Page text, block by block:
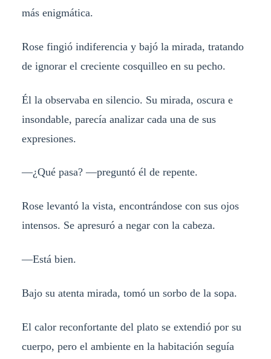
más enigmática.
Rose fingió indiferencia y bajó la mirada, tratando
de ignorar el creciente cosquilleo en su pecho.
Él la observaba en silencio. Su mirada, oscura e
insondable, parecía analizar cada una de sus
expresiones.
—¿Qué pasa? —preguntó él de repente.
Rose levantó la vista, encontrándose con sus ojos
intensos. Se apresuró a negar con la cabeza.
—Está bien.
Bajo su atenta mirada, tomó un sorbo de la sopa.
El calor reconfortante del plato se extendió por su
cuerpo, pero el ambiente en la habitación seguía